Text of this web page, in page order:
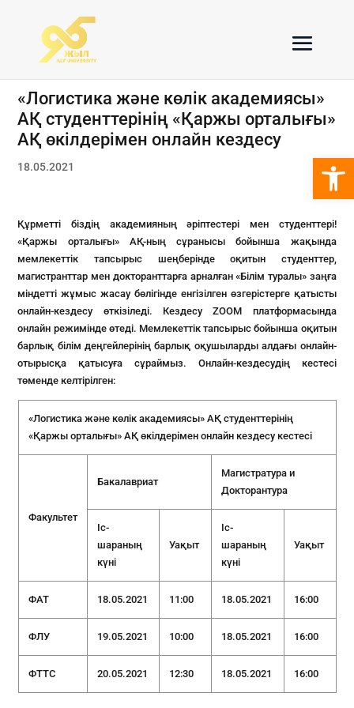
«Логистика және көлік академиясы»
АҚ студенттерінің «Қаржы орталығы»
АҚ өкілдерімен онлайн кездесу
18.05.2021
Құрметті біздің академияның әріптестері мен студенттері!
«Қаржы орталығы» АҚ-ның сұранысы бойынша жақында
мемлекеттік тапсырыс шеңберінде оқитын студенттер,
магистранттар мен докторанттарға арналған «Білім туралы» заңға
міндетті жұмыс жасау бөлігінде енгізілген өзгерістерге қатысты
онлайн-кездесу өткізіледі. Кездесу ZOOM платформасында
онлайн режимінде өтеді. Мемлекеттік тапсырыс бойынша оқитын
барлық білім деңгейлерінің барлық оқушыларды алдағы онлайн-
отырысқа қатысуға сұраймыз. Онлайн-кездесудің кестесі
төменде келтірілген:
«Логистика және көлік академиясы» АҚ студенттерінің
«Қаржы орталығы» АҚ өкілдерімен онлайн кездесу кестесі
Факультет
Бакалавриат
Магистратура и
Докторантура
Іс-
шараның
күні
Уақыт
Іс-
шараның
күні
Уақыт
ФАТ 18.05.2021 11:00 18.05.2021 16:00
ФЛУ 19.05.2021 10:00 18.05.2021 16:00
ФТТС 20.05.2021 12:30 18.05.2021 16:00